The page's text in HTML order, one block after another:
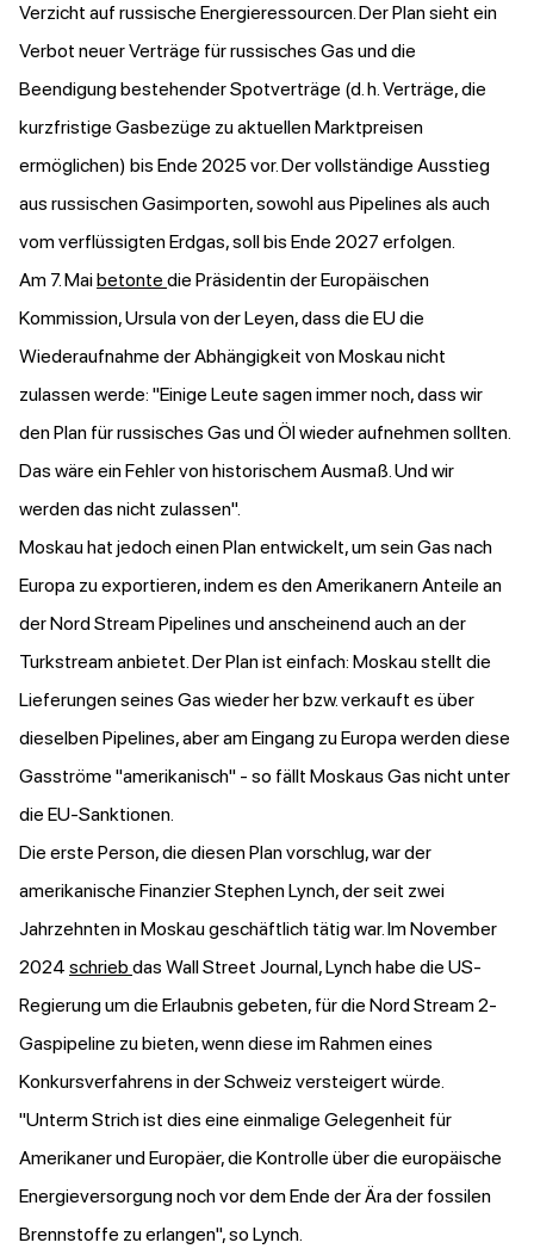
Verzicht auf russische Energieressourcen. Der Plan sieht ein
Verbot neuer Verträge für russisches Gas und die
Beendigung bestehender Spotverträge (d. h. Verträge, die
kurzfristige Gasbezüge zu aktuellen Marktpreisen
ermöglichen) bis Ende 2025 vor. Der vollständige Ausstieg
aus russischen Gasimporten, sowohl aus Pipelines als auch
vom verflüssigten Erdgas, soll bis Ende 2027 erfolgen.
Am 7. Maibetonte die Präsidentin der Europäischen
Kommission, Ursula von der Leyen, dass die EU die
Wiederaufnahme der Abhängigkeit von Moskau nicht
zulassen werde: "Einige Leute sagen immer noch, dass wir
den Plan für russisches Gas und Öl wieder aufnehmen sollten.
Das wäre ein Fehler von historischem Ausmaß. Und wir
werden das nicht zulassen".
Moskau hat jedoch einen Plan entwickelt, um sein Gas nach
Europa zu exportieren, indem es den Amerikanern Anteile an
der Nord Stream Pipelines und anscheinend auch an der
Turkstream anbietet. Der Plan ist einfach: Moskau stellt die
Lieferungen seines Gas wieder her bzw. verkauft es über
dieselben Pipelines, aber am Eingang zu Europa werden diese
Gasströme "amerikanisch" - so fällt Moskaus Gas nicht unter
die EU-Sanktionen.
Die erste Person, die diesen Plan vorschlug, war der
amerikanische Finanzier Stephen Lynch, der seit zwei
Jahrzehnten in Moskau geschäftlich tätig war. Im November
2024 schrieb das Wall Street Journal, Lynch habe die US-
Regierung um die Erlaubnis gebeten, für die Nord Stream 2-
Gaspipeline zu bieten, wenn diese im Rahmen eines
Konkursverfahrens in der Schweiz versteigert würde.
"Unterm Strich ist dies eine einmalige Gelegenheit für
Amerikaner und Europäer, die Kontrolle über die europäische
Energieversorgung noch vor dem Ende der Ära der fossilen
Brennstoffe zu erlangen", so Lynch.